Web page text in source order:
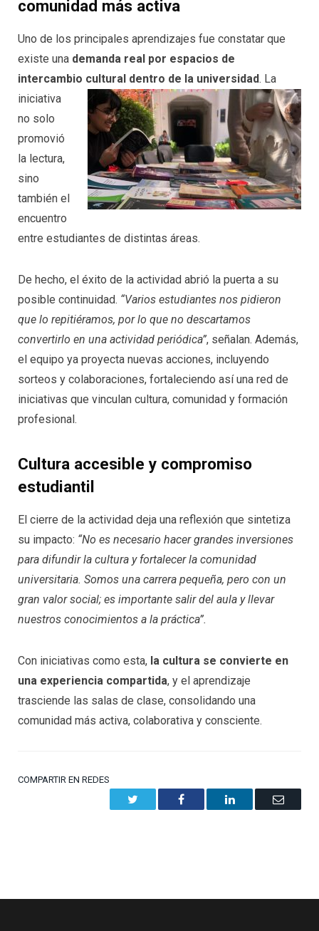
comunidad más activa
Uno de los principales aprendizajes fue constatar que
existe una demanda real por espacios de
intercambio cultural dentro de la universidad. La
iniciativa
no solo
promovió
la lectura,
sino
también el
encuentro
entre estudiantes de distintas áreas.
De hecho, el éxito de la actividad abrió la puerta a su
posible continuidad. “Varios estudiantes nos pidieron
que lo repitiéramos, por lo que no descartamos
convertirlo en una actividad periódica”, señalan. Además,
el equipo ya proyecta nuevas acciones, incluyendo
sorteos y colaboraciones, fortaleciendo así una red de
iniciativas que vinculan cultura, comunidad y formación
profesional.
Cultura accesible y compromiso
estudiantil
El cierre de la actividad deja una reflexión que sintetiza
su impacto: “No es necesario hacer grandes inversiones
para difundir la cultura y fortalecer la comunidad
universitaria. Somos una carrera pequeña, pero con un
gran valor social; es importante salir del aula y llevar
nuestros conocimientos a la práctica”.
Con iniciativas como esta, la cultura se convierte en
una experiencia compartida, y el aprendizaje
trasciende las salas de clase, consolidando una
comunidad más activa, colaborativa y consciente.
COMPARTIR EN REDES
Facebook LinkedIn Email